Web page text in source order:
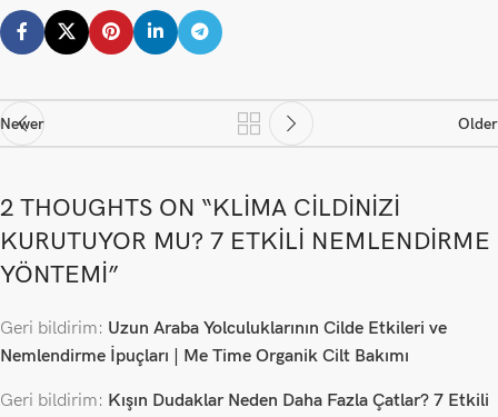
Newer Older
2 THOUGHTS ON “KLIMA CILDINIZI
KURUTUYOR MU? 7 ETKILI NEMLENDIRME
YÖNTEMI”
Geri bildirim: Uzun Araba Yolculuklarının Cilde Etkileri ve
Nemlendirme İpuçları | Me Time Organik Cilt Bakımı
Geri bildirim: Kışın Dudaklar Neden Daha Fazla Çatlar? 7 Etkili